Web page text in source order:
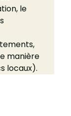
le
manière
locaux).